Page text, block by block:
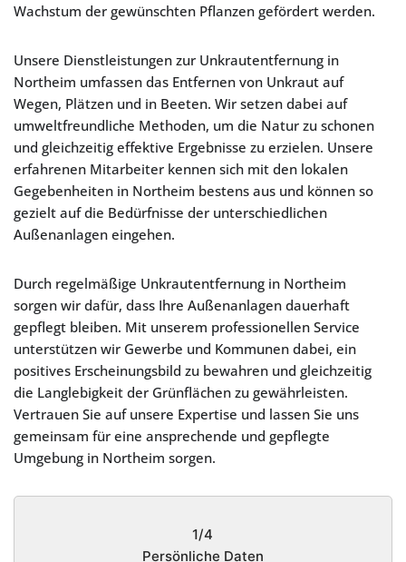
Wachstum der gewünschten Pflanzen gefördert werden.
Unsere Dienstleistungen zur Unkrautentfernung in
Northeim umfassen das Entfernen von Unkraut auf
Wegen, Plätzen und in Beeten. Wir setzen dabei auf
umweltfreundliche Methoden, um die Natur zu schonen
und gleichzeitig effektive Ergebnisse zu erzielen. Unsere
erfahrenen Mitarbeiter kennen sich mit den lokalen
Gegebenheiten in Northeim bestens aus und können so
gezielt auf die Bedürfnisse der unterschiedlichen
Außenanlagen eingehen.
Durch regelmäßige Unkrautentfernung in Northeim
sorgen wir dafür, dass Ihre Außenanlagen dauerhaft
gepflegt bleiben. Mit unserem professionellen Service
unterstützen wir Gewerbe und Kommunen dabei, ein
positives Erscheinungsbild zu bewahren und gleichzeitig
die Langlebigkeit der Grünflächen zu gewährleisten.
Vertrauen Sie auf unsere Expertise und lassen Sie uns
gemeinsam für eine ansprechende und gepflegte
Umgebung in Northeim sorgen.
1/4
Persönliche Daten